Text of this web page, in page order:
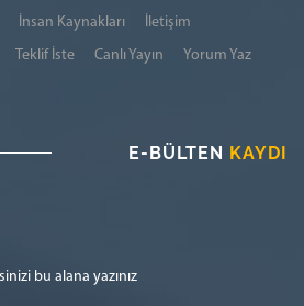
İnsan Kaynakları
İletişim
Teklif İste Canlı Yayın Yorum Yaz
E-BÜLTEN KAYDI